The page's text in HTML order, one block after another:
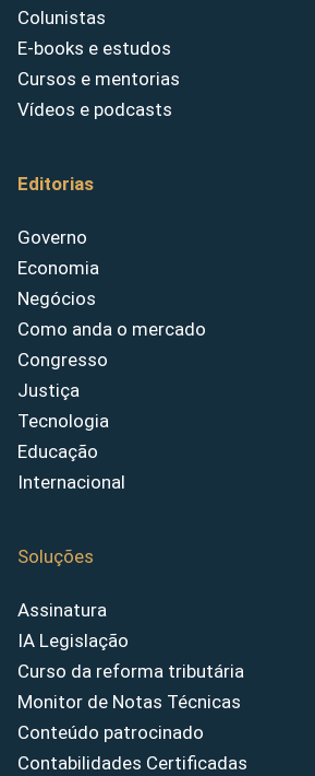
Colunistas
E-books e estudos
Cursos e mentorias
Vídeos e podcasts
Editorias
Governo
Economia
Negócios
Como anda o mercado
Congresso
Justiça
Tecnologia
Educação
Internacional
Soluções
Assinatura
IA Legislação
Curso da reforma tributária
Monitor de Notas Técnicas
Conteúdo patrocinado
Contabilidades Certificadas